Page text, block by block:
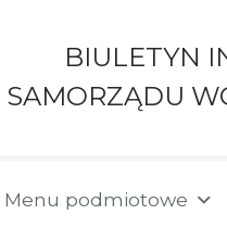
BIULETYN
SAMORZĄDU
Menu podmiotowe